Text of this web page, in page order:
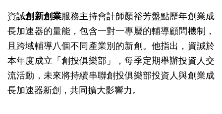
資誠創新創業服務主持會計師顏裕芳盤點歷年創業成
長加速器的量能，包含一對一專屬的輔導顧問機制，
且跨域輔導八個不同產業別的新創。他指出，資誠於
本年度成立「創投俱樂部」，每季定期舉辦投資人交
流活動，未來將持續串聯創投俱樂部投資人與創業成
長加速器新創，共同擴大影響力。